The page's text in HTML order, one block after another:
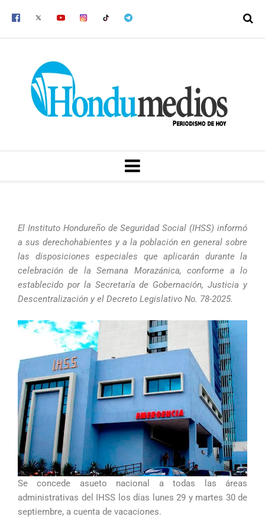
MENU
El Instituto Hondureño de Seguridad Social (IHSS) informó
a sus derechohabientes y a la población en general sobre
las disposiciones especiales que aplicarán durante la
celebración de la Semana Morazánica, conforme a lo
establecido por la Secretaría de Gobernación, Justicia y
Descentralización y el Decreto Legislativo No. 78-2025.
Se concede asueto nacional a todas las áreas
administrativas del IHSS los días lunes 29 y martes 30 de
septiembre, a cuenta de vacaciones.